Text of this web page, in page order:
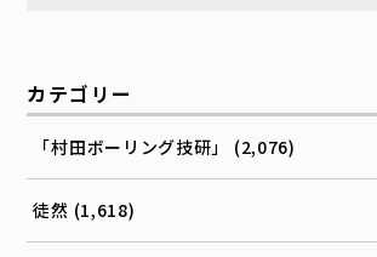
カテゴリー
「村田ボーリング技研」 (2,076)
徒然 (1,618)